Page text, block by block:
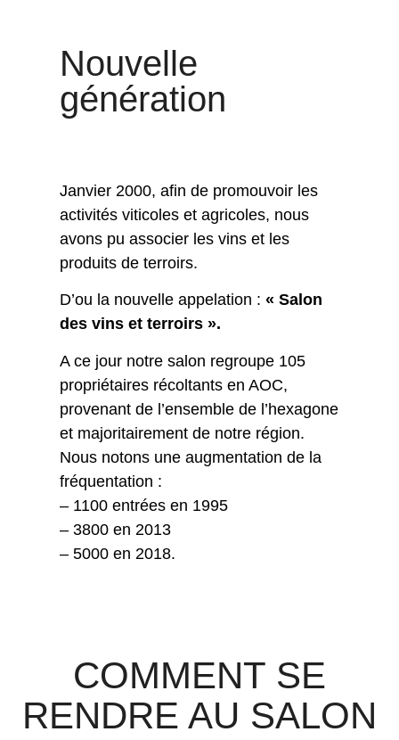
Nouvelle
génération
Janvier 2000, afin de promouvoir les
activités viticoles et agricoles, nous
avons pu associer les vins et les
produits de terroirs.
D’ou la nouvelle appelation :« Salon
des vins et terroirs ».
A ce jour notre salon regroupe 105
propriétaires récoltants en AOC,
provenant de l’ensemble de l’hexagone
et majoritairement de notre région.
Nous notons une augmentation de la
fréquentation :
– 1100 entrées en 1995
– 3800 en 2013
– 5000 en 2018.
COMMENT SE
RENDRE AU SALON